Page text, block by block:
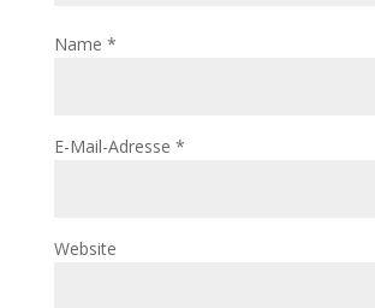
Name *
E-Mail-Adresse *
Website